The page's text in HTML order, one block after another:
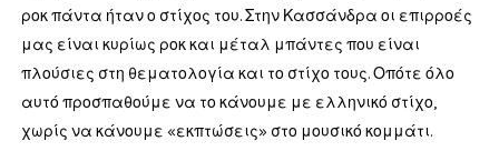
ροκ πάντα ήταν ο στίχος του. Στην Κασσάνδρα οι επιρροές
μας είναι κυρίως ροκ και μέταλ μπάντες που είναι
πλούσιες στη θεματολογία και το στίχο τους. Οπότε όλο
αυτό προσπαθούμε να το κάνουμε με ελληνικό στίχο,
χωρίς να κάνουμε «εκπτώσεις» στο μουσικό κομμάτι.